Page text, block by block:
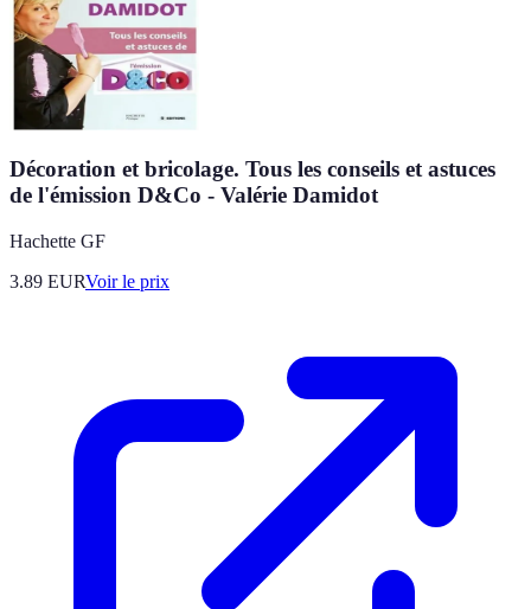
Décoration et bricolage. Tous les conseils et astuces
de l'émission D&Co - Valérie Damidot
Hachette GF
3.89 EURVoir le prix